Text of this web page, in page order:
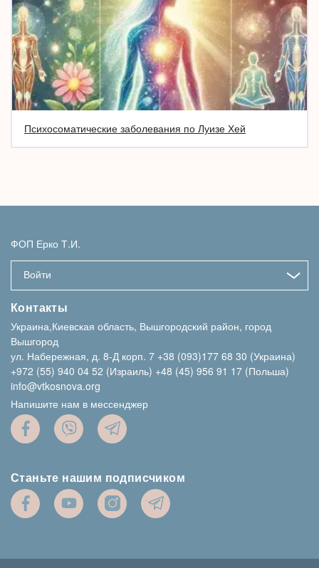
Психосоматические заболевания по Луизе Хей
ФОП Ерко Т.И.
Войти
Контакты
Украина,Киевская область, Вышгородский район, город
Вышгород
ул. Набережная, д. 8-Д корп. 7 +38 (093)177 68 30 (Украина)
+972 (55) 940 04 52 (Израиль) +48 (45) 956 91 17 (Польша)
info@vtkosnova.org
Напишите нам в мессенджер
Станьте нашим подписчиком